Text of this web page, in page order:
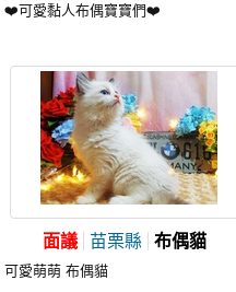
❤️可愛黏人布偶寶寶們❤️
面議 苗栗縣 布偶貓
可愛萌萌 布偶貓